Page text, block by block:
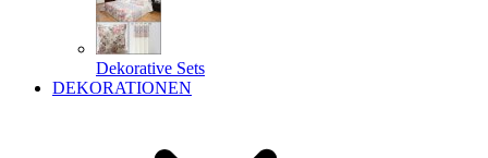
Dekorative Sets
DEKORATIONEN